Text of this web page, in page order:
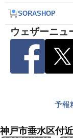
SORASHOP
ウェザーニュ
予報
神戸市垂水区付